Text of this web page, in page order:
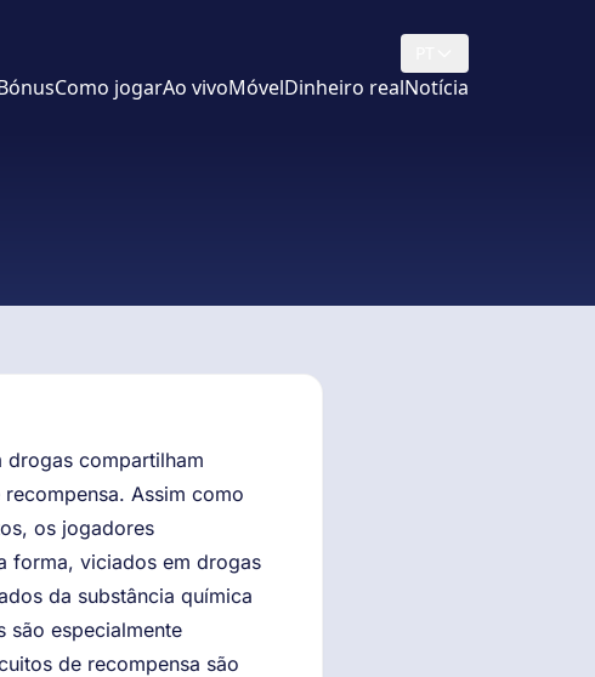
Como jogarAo vivoMóvelDinheiro realNotícia
drogas compartilham
Assim como
os jogadores
forma, viciados em drogas
da substância química
são especialmente
de recompensa são